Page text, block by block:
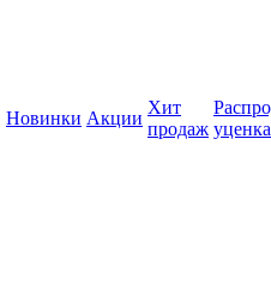
Новинки Акции
Хит
продаж уценка